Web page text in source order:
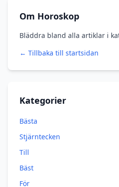
Om Horoskop
Bläddra bland alla artiklar i
← Tillbaka till startsidan
Kategorier
Bästa
Stjärntecken
Till
Bäst
För